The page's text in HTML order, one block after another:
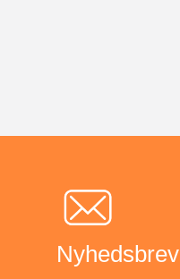
Nyhedsbrev